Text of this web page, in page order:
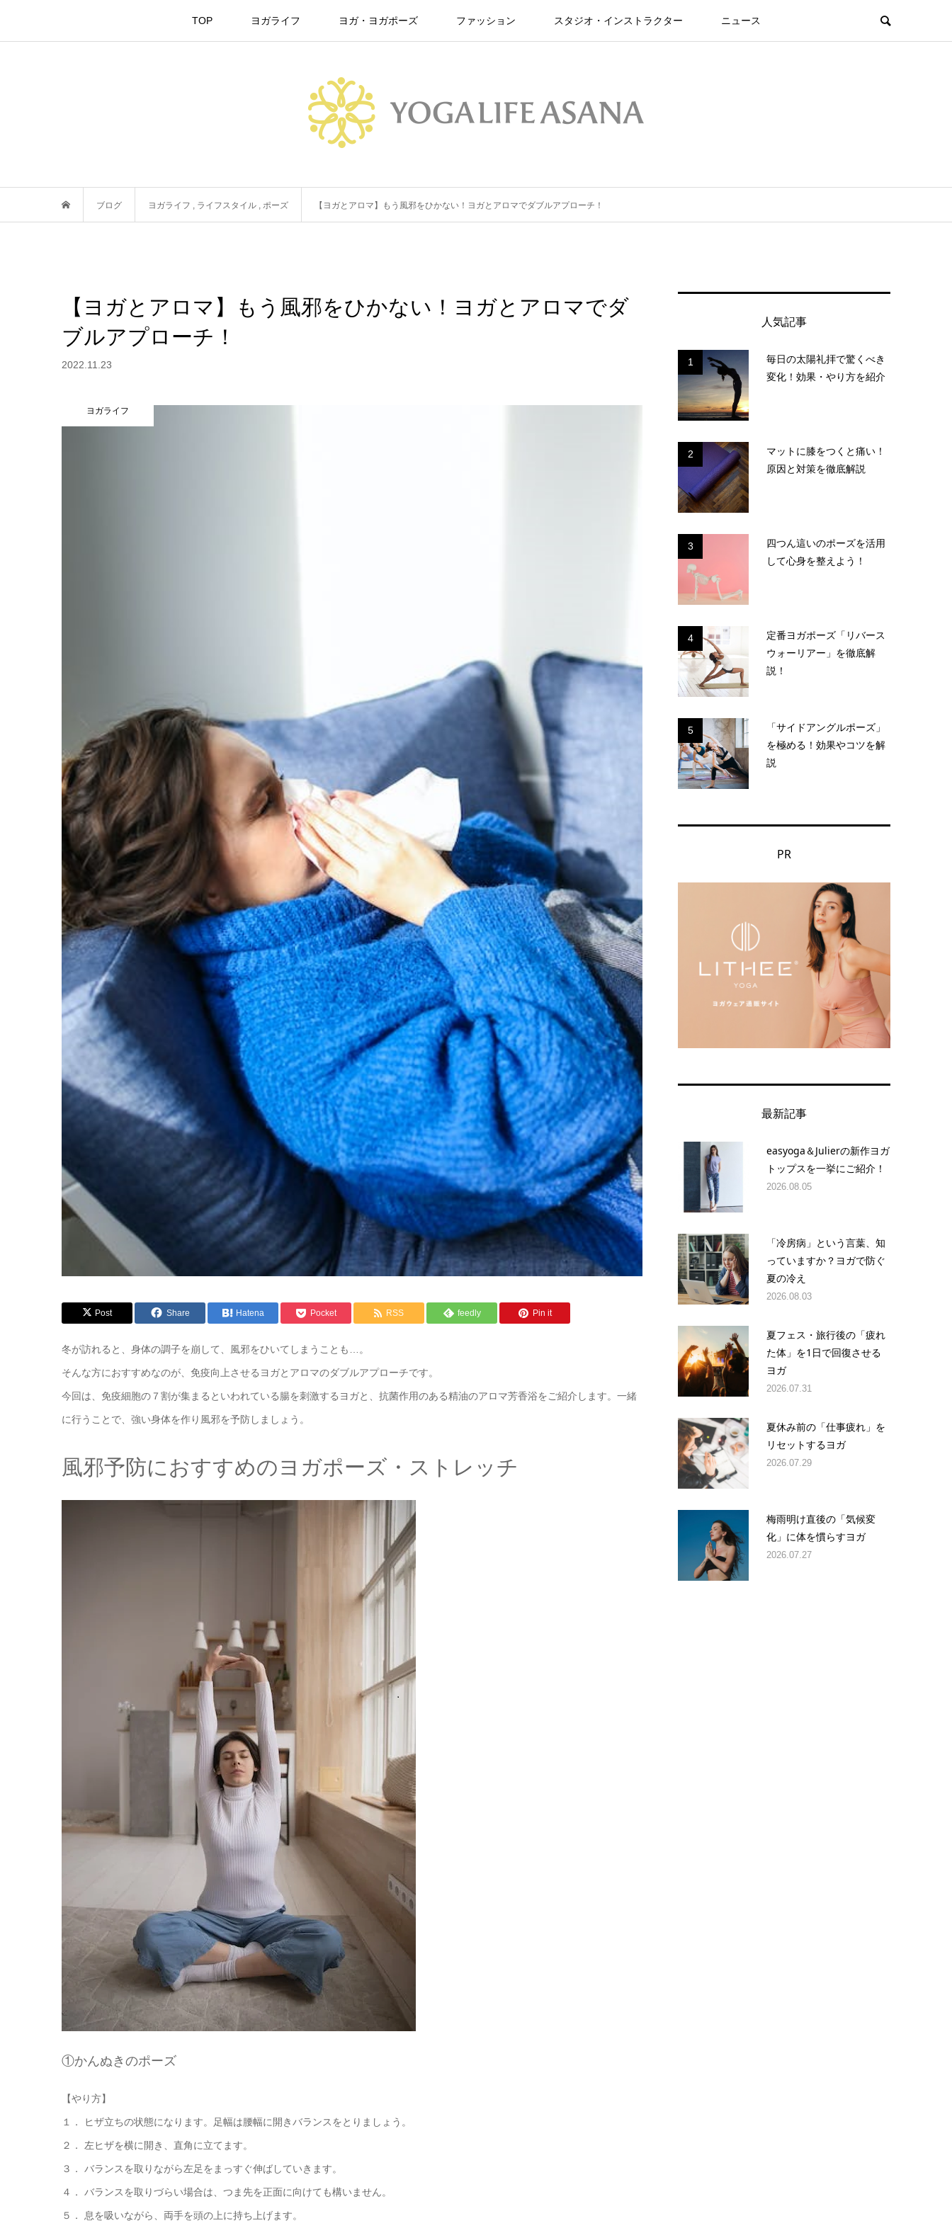
TOP ヨガライフ ヨガ・ヨガポーズ ファッション スタジオ・インストラクター ニュース
ブログ ヨガライフ , ライフスタイル , ポーズ 【ヨガとアロマ】もう風邪をひかない！ヨガとアロマでダブルアプローチ！
【ヨガとアロマ】もう風邪をひかない！ヨガとアロマでダ
ブルアプローチ！
2022.11.23
ヨガライフ
Post Share Hatena Pocket RSS feedly Pin it
冬が訪れると、身体の調子を崩して、風邪をひいてしまうことも…。
そんな方におすすめなのが、免疫向上させるヨガとアロマのダブルアプローチです。
今回は、免疫細胞の７割が集まるといわれている腸を刺激するヨガと、抗菌作用のある精油のアロマ芳香浴をご紹介します。一緒
に行うことで、強い身体を作り風邪を予防しましょう。
風邪予防におすすめのヨガポーズ・ストレッチ
①かんぬきのポーズ
【やり方】
１． ヒザ立ちの状態になります。足幅は腰幅に開きバランスをとりましょう。
２． 左ヒザを横に開き、直角に立てます。
３． バランスを取りながら左足をまっすぐ伸ばしていきます。
４． バランスを取りづらい場合は、つま先を正面に向けても構いません。
５． 息を吸いながら、両手を頭の上に持ち上げます。
人気記事
1
毎日の太陽礼拝で驚くべき
変化！効果・やり方を紹介
2
マットに膝をつくと痛い！
原因と対策を徹底解説
3
四つん這いのポーズを活用
して心身を整えよう！
4
定番ヨガポーズ「リバース
ウォーリアー」を徹底解
説！
5
「サイドアングルポーズ」
を極める！効果やコツを解
説
PR
最新記事
easyoga＆Julierの新作ヨガ
トップスを一挙にご紹介！
2026.08.05
「冷房病」という言葉、知
っていますか？ヨガで防ぐ
夏の冷え
2026.08.03
夏フェス・旅行後の「疲れ
た体」を1日で回復させる
ヨガ
2026.07.31
夏休み前の「仕事疲れ」を
リセットするヨガ
2026.07.29
梅雨明け直後の「気候変
化」に体を慣らすヨガ
2026.07.27